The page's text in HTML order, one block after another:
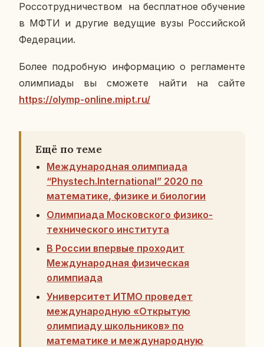
Рос­со­труд­ни­че­ством на бес­плат­ное обу­че­ние
в МФТИ и другие ве­ду­щие вузы Рос­сий­ской
Фе­де­ра­ции.
Более по­дроб­ную ин­фор­ма­цию о ре­гла­мен­те
олим­пи­а­ды вы смо­же­те найти на сайте
https://olymp-online.mipt.ru/
Ещё по теме
Mеждународная олимпиада
“Phystech.International” 2020 по
математике, физике и биологии
Олимпиада Московского физико-
технического института
В России впервые проходит
Международная физическая
олимпиада
Университет ИТМО проведет
международную «Открытую
олимпиаду школьников» по
математике и международную